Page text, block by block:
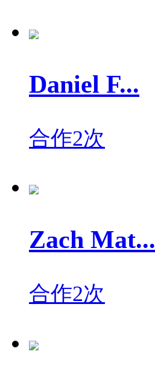
Daniel F...
合作2次
Zach Mat...
合作2次